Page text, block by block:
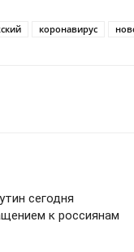
коронавирус
сегодня
к россиянам